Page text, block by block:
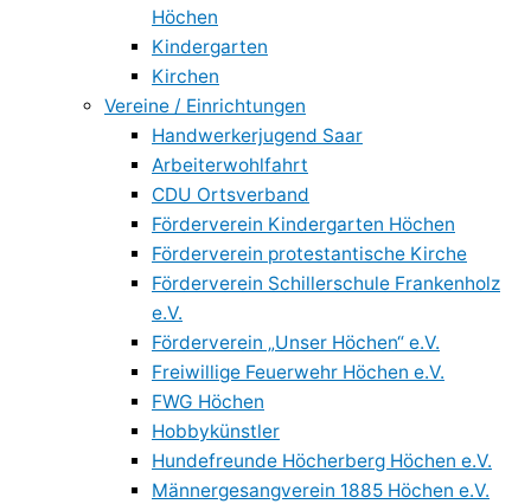
Höchen
Kindergarten
Kirchen
Vereine / Einrichtungen
Handwerkerjugend Saar
Arbeiterwohlfahrt
CDU Ortsverband
Förderverein Kindergarten Höchen
Förderverein protestantische Kirche
Förderverein Schillerschule Frankenholz
e.V.
Förderverein „Unser Höchen“ e.V.
Freiwillige Feuerwehr Höchen e.V.
FWG Höchen
Hobbykünstler
Hundefreunde Höcherberg Höchen e.V.
Männergesangverein 1885 Höchen e.V.